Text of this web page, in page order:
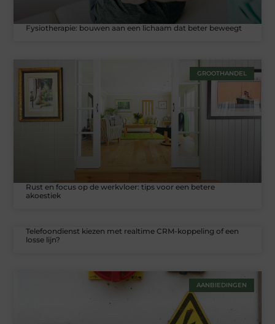
Fysiotherapie: bouwen aan een lichaam dat beter beweegt
GROOTHANDEL
Rust en focus op de werkvloer: tips voor een betere
akoestiek
Telefoondienst kiezen met realtime CRM-koppeling of een
losse lijn?
AANBIEDINGEN